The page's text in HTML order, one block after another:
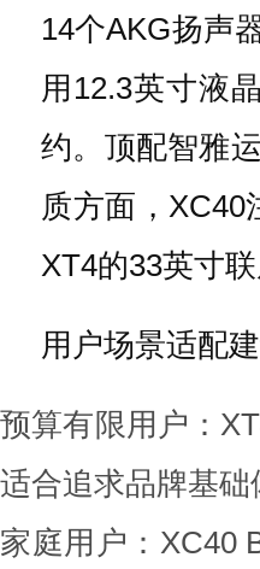
14个AKG扬声
用12.3英寸液
约。顶配智雅
质方面，XC40
XT4的33英寸
用户场景适配
预算有限用户：
适合追求品牌基础
家庭用户：XC40